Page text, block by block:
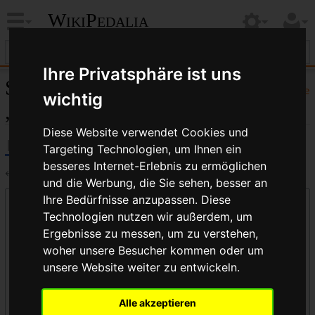
Ihre Privatsphäre ist uns
wichtig
Diese Website verwendet Cookies und
Targeting Technologien, um Ihnen ein
besseres Internet-Erlebnis zu ermöglichen
und die Werbung, die Sie sehen, besser an
Ihre Bedürfnisse anzupassen. Diese
Technologien nutzen wir außerdem, um
Ergebnisse zu messen, um zu verstehen,
woher unsere Besucher kommen oder um
unsere Website weiter zu entwickeln.
Alle akzeptieren
WikiPedalia
Hilfe
Seiten, die auf
„Planetengetriebe“ verlinken
← Planetengetriebe
Links auf diese Seite
Seite:
Namensraum: